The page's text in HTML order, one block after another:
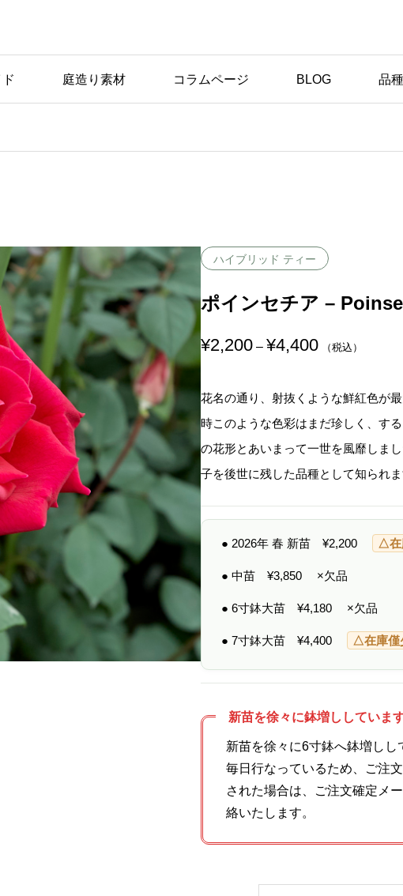
庭造り素材 コラムページ BLOG 品
ばら苗の手入れ ばら
ハイブリッド ティー
ポインセチア –
¥2,200 – ¥4,400価
格
¥
2
2
0
0
–
¥
,
4
0
（税込）
花名の通り、射抜くような鮮紅色が
時このような色彩はまだ珍しく、す
の花形とあいまって一世を風靡しま
子を後世に残した品種として知られま
● 2026年 春 新苗 ¥2,200 △在
● 中苗 ¥3,850 ×欠品
● 6寸鉢大苗 ¥4,180 ×欠品
● 7寸鉢大苗 ¥4,400 △在庫僅
新苗を徐々に鉢増ししていま
新苗を徐々に6寸鉢へ鉢増しし
毎日行なっているため、ご注
された場合は、ご注文確定メ
絡いたします。